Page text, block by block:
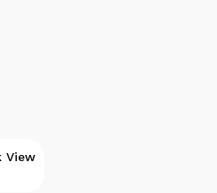
View